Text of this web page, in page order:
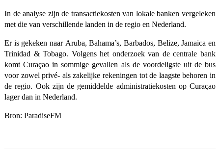
In de analyse zijn de transactiekosten van lokale banken vergeleken
met die van verschillende landen in de regio en Nederland.
Er is gekeken naar Aruba, Bahama’s, Barbados, Belize, Jamaica en
Trinidad & Tobago. Volgens het onderzoek van de centrale bank
komt Curaçao in sommige gevallen als de voordeligste uit de bus
voor zowel privé- als zakelijke rekeningen tot de laagste behoren in
de regio. Ook zijn de gemiddelde administratiekosten op Curaçao
lager dan in Nederland.
Bron: ParadiseFM